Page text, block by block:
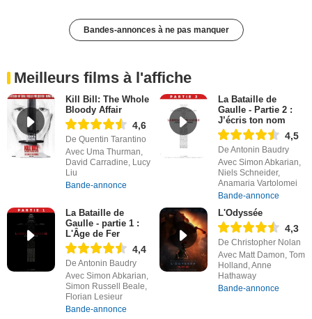
Bandes-annonces à ne pas manquer
Meilleurs films à l'affiche
Kill Bill: The Whole
Bloody Affair
4,6
De Quentin Tarantino
Avec Uma Thurman,
David Carradine, Lucy
Liu
Bande-annonce
La Bataille de
Gaulle - Partie 2 :
J’écris ton nom
4,5
De Antonin Baudry
Avec Simon Abkarian,
Niels Schneider,
Anamaria Vartolomei
Bande-annonce
La Bataille de
Gaulle - partie 1 :
L'Âge de Fer
4,4
De Antonin Baudry
Avec Simon Abkarian,
Simon Russell Beale,
Florian Lesieur
Bande-annonce
L'Odyssée
4,3
De Christopher Nolan
Avec Matt Damon, Tom
Holland, Anne
Hathaway
Bande-annonce